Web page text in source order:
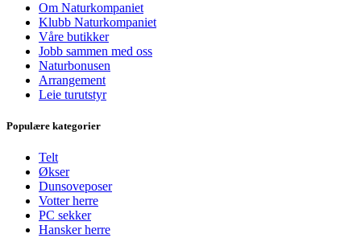
Om Naturkompaniet
Klubb Naturkompaniet
Våre butikker
Jobb sammen med oss
Naturbonusen
Arrangement
Leie turutstyr
Populære kategorier
Telt
Økser
Dunsoveposer
Votter herre
PC sekker
Hansker herre